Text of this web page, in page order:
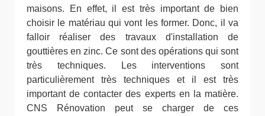
maisons. En effet, il est très important de bien
choisir le matériau qui vont les former. Donc, il va
falloir réaliser des travaux d'installation de
gouttières en zinc. Ce sont des opérations qui sont
très techniques. Les interventions sont
particulièrement très techniques et il est très
important de contacter des experts en la matière.
CNS Rénovation peut se charger de ces